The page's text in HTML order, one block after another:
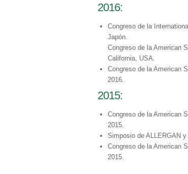
2016:
Congreso de la
Japón.
Congreso de la American
California, USA.
Congreso de la American
2016.
2015:
Congreso de la American
2015.
Simposio de ALLERGAN
Congreso de la American
2015.